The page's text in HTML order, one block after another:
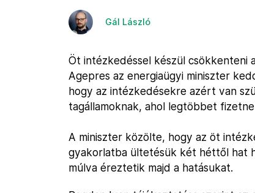
Gál László
Öt intézkedéssel készül csökkenteni
Agepres az energiaügyi miniszter
hogy az intézkedésekre azért van
tagállamoknak, ahol legtöbbet
A miniszter közölte, hogy az öt
gyakorlatba ültetésük két héttől hat
múlva éreztetik majd a hatásukat.